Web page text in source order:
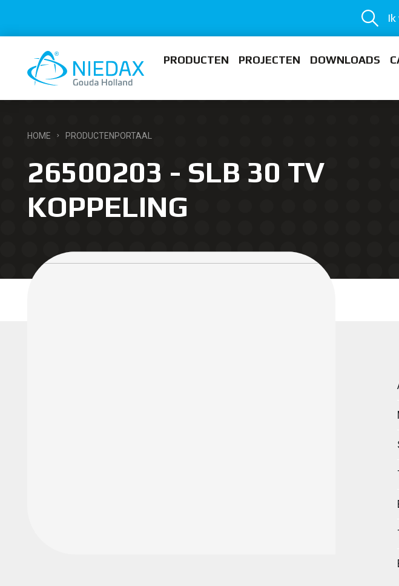
Ik
PRODUCTEN PROJECTEN DOWNLOADS
HOME PRODUCTENPORTAAL
26500203 - SLB 30 TV
KOPPELING